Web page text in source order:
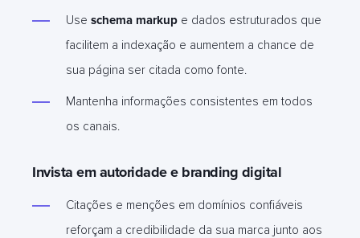
Use schema markup e dados estruturados que
facilitem a indexação e aumentem a chance de
sua página ser citada como fonte.
Mantenha informações consistentes em todos
os canais.
Invista em autoridade e branding digital
Citações e menções em domínios confiáveis
reforçam a credibilidade da sua marca junto aos